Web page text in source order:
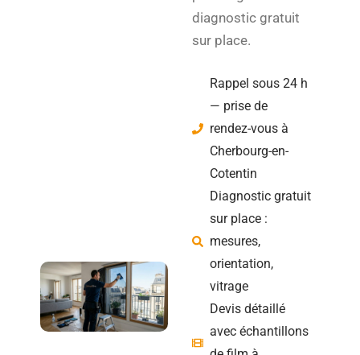
diagnostic gratuit
sur place.
Rappel sous 24 h
— prise de
rendez-vous à
Cherbourg-en-
Cotentin
Diagnostic gratuit
sur place :
mesures,
orientation,
vitrage
Devis détaillé
avec échantillons